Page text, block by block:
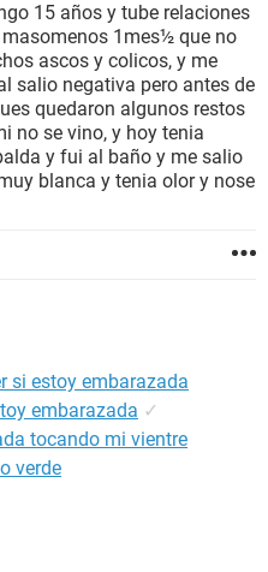
15 años y tube relaciones
1mes½ que no
ascos y colicos, y me
salio negativa pero antes de
quedaron algunos restos
no se vino, y hoy tenia
y fui al baño y me salio
blanca y tenia olor y nose
si estoy embarazada
embarazada ✓
tocando mi vientre
verde